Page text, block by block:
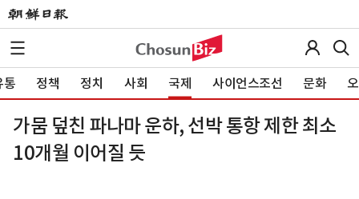
통 정책 정치 사회 국제 사이언스조선 문화
가뭄 덮친 파나마 운하, 선박 통항 제한 최소
10개월 이어질 듯